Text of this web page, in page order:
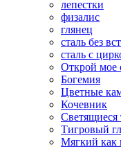
лепестки
физалис
глянец
сталь без
сталь с
Открой мое
Богемия
Цветные
Кочевник
Светящиеся
Тигровый
Мягкий как